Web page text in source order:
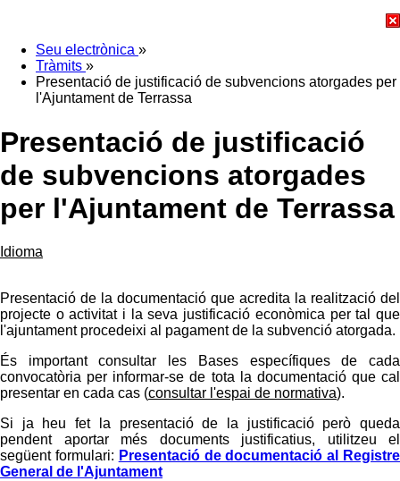
Seu electrònica »
Tràmits »
Presentació de justificació de subvencions atorgades per
l'Ajuntament de Terrassa
Presentació de justificació
de subvencions atorgades
per l'Ajuntament de Terrassa
Idioma
Presentació de la documentació que acredita la realització del
projecte o activitat i la seva justificació econòmica per tal que
l'ajuntament procedeixi al pagament de la subvenció atorgada.
És important consultar les Bases específiques de cada
convocatòria per informar-se de tota la documentació que cal
presentar en cada cas (consultar l'espai de normativa).
Si ja heu fet la presentació de la justificació però queda
pendent aportar més documents justificatius, utilitzeu el
següent formulari: Presentació de documentació al Registre
General de l'Ajuntament